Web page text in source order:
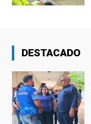
DESTACADO